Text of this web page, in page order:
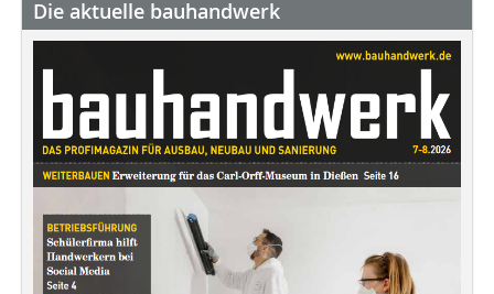
Die aktuelle bauhandwerk